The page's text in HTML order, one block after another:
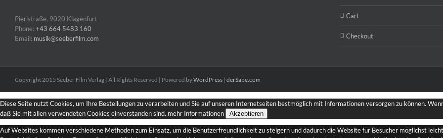
Pierlstraße, 9020 Klagenfurt
Phone:+43 664 5483 160
Email: musik@seeberfilm.com
Cart
Checkout
Copyright 2015 Seeber Film Verlag | All Rights Reserved | Powered byWordPress | derSabe.com
Diese Seite nutzt Cookies, um Ihre Bestellungen zu verarbeiten und Sie auf unseren Internetseiten bestmöglich mit Informationen versorgen zu können.
daß Sie mit allen verwendeten Cookies einverstanden sind. mehr Informationen Akzeptieren
Auf Websites kommen verschiedene Methoden zum Einsatz, um die Benutzerfreundlichkeit zu steigern und dadurch die Website für Besucher möglichst